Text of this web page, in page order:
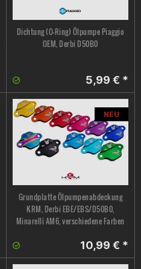
Dichtung (O-Ring) Ölpumpe Piaggio
OEM, Derbi D50B0
5,99 € *
NEU
Grundplatte Ölpumpenabdeckung
KRM, Derbi EBE/EBS/D50B0,
Minarelli AM6, verschiedene Farben
10,99 € *